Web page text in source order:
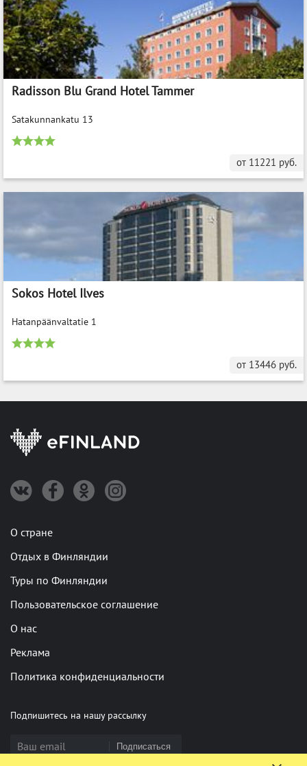
Radisson Blu Grand Hotel Tammer
Satakunnankatu 13
от 11221 руб.
Sokos Hotel Ilves
Hatanpäänvaltatie 1
от 13446 руб.
О стране
Отдых в Финляндии
Туры по Финляндии
Пользовательское соглашение
О нас
Реклама
Политика конфиденциальности
Подпишитесь на нашу рассылку
Подписаться